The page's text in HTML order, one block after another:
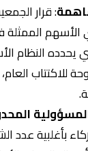
: قرار
الأسهم
يحدده النظام
للاكتتاب
بأغلبية عدد